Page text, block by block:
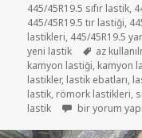
445/45R19.5 sıfır lastik,
445/45R19.5 tır lastiği,
lastikleri, 445/45R19.5
yeni lastik
Etiketler
az
kamyon lastiği, kamyon
lastikler, lastik ebatları,
lastik, römork lastikleri,
lastik
435-50R19.5
bir yorum